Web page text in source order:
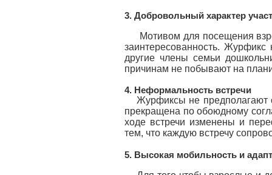
3. Добровольный характер
Мотивом для посещения
заинтересованность. Журфикс
другие члены семьи
причинам не побывают на
4. Неформальность встречи
Журфиксы не предполагают
прекращена по обоюдному
ходе встречи изменены и
тем, что каждую встречу
5. Высокая мобильность и